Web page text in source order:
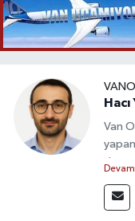
Hacı
Van
yapan